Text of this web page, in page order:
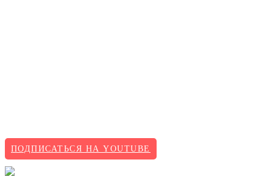
ПОДПИСАТЬСЯ НА YOUTUBE